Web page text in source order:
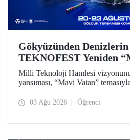
Gökyüzünden
TEKNOFEST Yeniden
Milli Teknoloji Hamlesi
yansıması, “Mavi Vatan”
tarihlerinde Gölcük Tersanesi
03 Ağu 2026 Öğrenci